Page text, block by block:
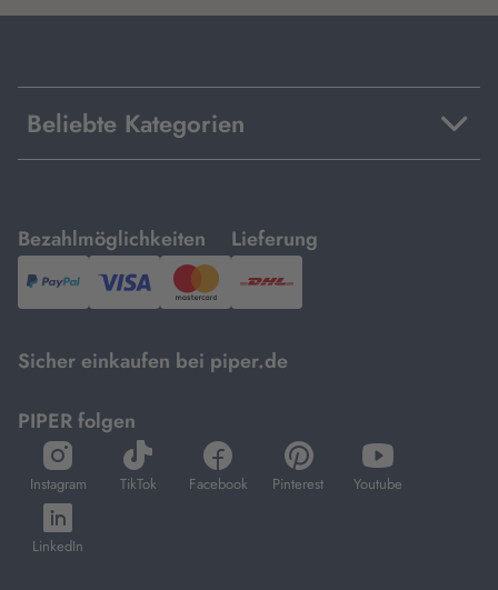
Beliebte Kategorien
Bezahlmöglichkeiten
mit
PayPal,Visa
und
Lieferung
mit
DHL.
Sicher einkaufen bei piper.de
PIPER folgen
Instagram
öffnet
in
neuem
Tab
TikTok
öffnet
in
Facebook
öffnet
in
Pinterest
öffnet
in
Youtube
öffnet
in
LinkedIn
öffnet
in